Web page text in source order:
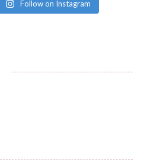
Follow on Instagram